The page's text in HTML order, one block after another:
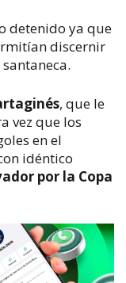
detenido ya que
discernir
, que le
vez que los
en el
idéntico
por la Copa